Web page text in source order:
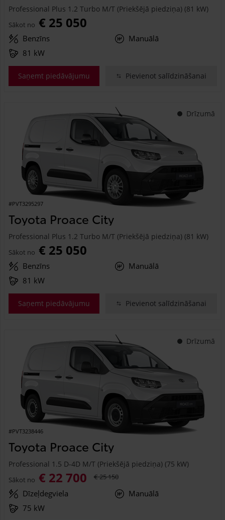
Professional Plus 1.2 Turbo M/T (Priekšējā piedziņa) (81 kW)
Sākot no € 25 050
Benzīns
Manuālā
81 kW
Saņemt piedāvājumu Pievienot salīdzināšanai
Drīzumā
#PVT3295297
Toyota Proace City
Professional Plus 1.2 Turbo M/T (Priekšējā piedziņa) (81 kW)
Sākot no € 25 050
Benzīns
Manuālā
81 kW
Saņemt piedāvājumu Pievienot salīdzināšanai
Drīzumā
#PVT3238446
Toyota Proace City
Professional 1.5 D-4D M/T (Priekšējā piedziņa) (75 kW)
Sākot no € 22 700 € 25 150
Dīzeļdegviela
Manuālā
75 kW